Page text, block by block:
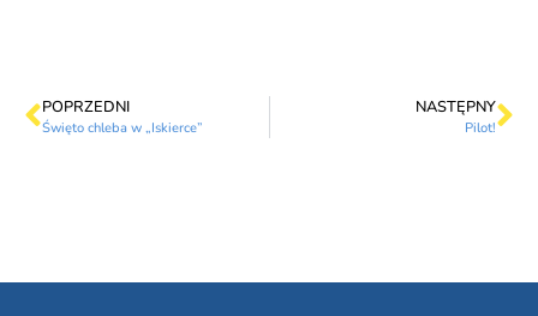
POPRZEDNI
Święto chleba w „Iskierce”
NASTĘPNY
Pilot!